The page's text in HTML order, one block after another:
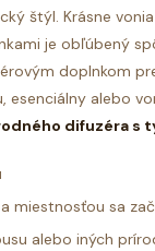
štýl. Krásne
je obľúbený
doplnkom
esenciálny alebo
difuzéra s
sa
alebo iných